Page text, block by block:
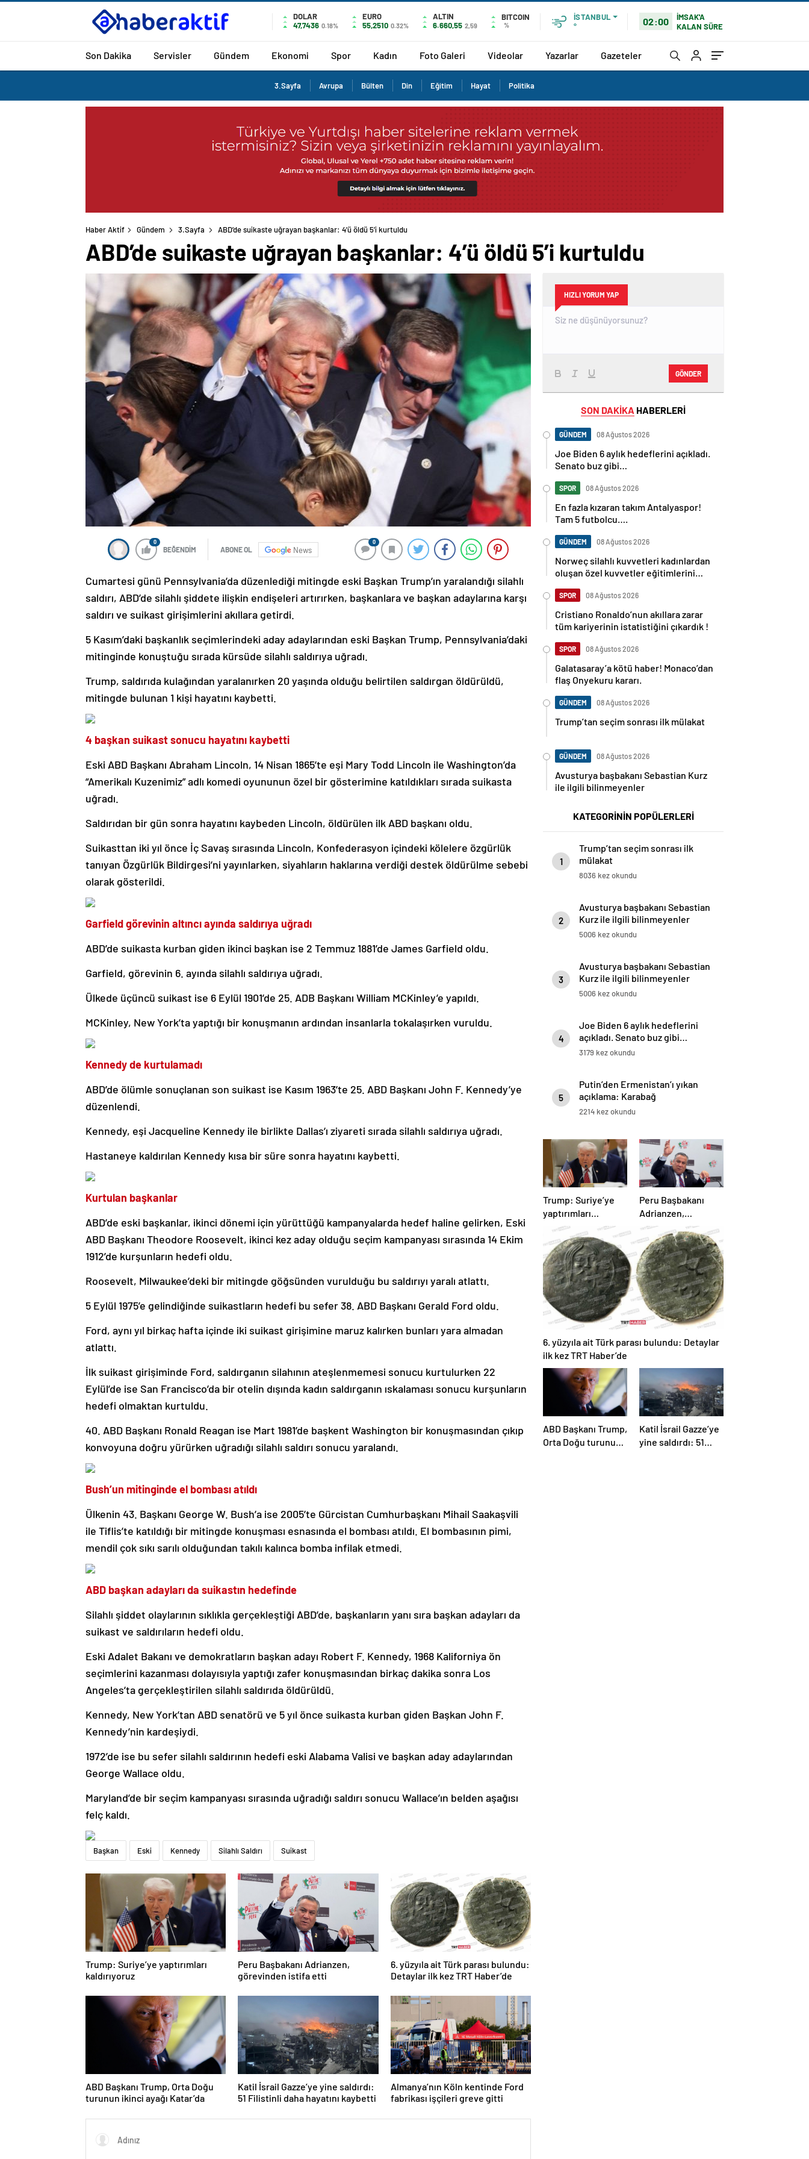
DOLAR
47,7436 0.18%
EURO
55,2510 0.32%
ALTIN
6.660,55 2,59
BITCOIN
%
İSTANBUL
°
02:00
İMSAK'A
KALAN SÜRE
Son Dakika Servisler Gündem Ekonomi Spor Kadın Foto Galeri Videolar Yazarlar Gazeteler
3.Sayfa Avrupa Bülten Din Eğitim Hayat Politika
Haber Aktif Gündem 3.Sayfa ABD’de suikaste uğrayan başkanlar: 4’ü öldü 5’i kurtuldu
ABD’de suikaste uğrayan başkanlar: 4’ü öldü 5’i kurtuldu
0
BEĞENDİM ABONE OL News
0
Cumartesi günü Pennsylvania’da düzenlediği mitingde eski Başkan Trump’ın yaralandığı silahlı
saldırı, ABD’de silahlı şiddete ilişkin endişeleri artırırken, başkanlara ve başkan adaylarına karşı
saldırı ve suikast girişimlerini akıllara getirdi.
5 Kasım’daki başkanlık seçimlerindeki aday adaylarından eski Başkan Trump, Pennsylvania’daki
mitinginde konuştuğu sırada kürsüde silahlı saldırıya uğradı.
Trump, saldırıda kulağından yaralanırken 20 yaşında olduğu belirtilen saldırgan öldürüldü,
mitingde bulunan 1 kişi hayatını kaybetti.
4 başkan suikast sonucu hayatını kaybetti
Eski ABD Başkanı Abraham Lincoln, 14 Nisan 1865’te eşi Mary Todd Lincoln ile Washington’da
“Amerikalı Kuzenimiz” adlı komedi oyununun özel bir gösterimine katıldıkları sırada suikasta
uğradı.
Saldırıdan bir gün sonra hayatını kaybeden Lincoln, öldürülen ilk ABD başkanı oldu.
Suikasttan iki yıl önce İç Savaş sırasında Lincoln, Konfederasyon içindeki kölelere özgürlük
tanıyan Özgürlük Bildirgesi’ni yayınlarken, siyahların haklarına verdiği destek öldürülme sebebi
olarak gösterildi.
Garfield görevinin altıncı ayında saldırıya uğradı
ABD’de suikasta kurban giden ikinci başkan ise 2 Temmuz 1881’de James Garfield oldu.
Garfield, görevinin 6. ayında silahlı saldırıya uğradı.
Ülkede üçüncü suikast ise 6 Eylül 1901’de 25. ADB Başkanı William MCKinley’e yapıldı.
MCKinley, New York’ta yaptığı bir konuşmanın ardından insanlarla tokalaşırken vuruldu.
Kennedy de kurtulamadı
ABD’de ölümle sonuçlanan son suikast ise Kasım 1963’te 25. ABD Başkanı John F. Kennedy’ye
düzenlendi.
Kennedy, eşi Jacqueline Kennedy ile birlikte Dallas’ı ziyareti sırada silahlı saldırıya uğradı.
Hastaneye kaldırılan Kennedy kısa bir süre sonra hayatını kaybetti.
Kurtulan başkanlar
ABD’de eski başkanlar, ikinci dönemi için yürüttüğü kampanyalarda hedef haline gelirken, Eski
ABD Başkanı Theodore Roosevelt, ikinci kez aday olduğu seçim kampanyası sırasında 14 Ekim
1912’de kurşunların hedefi oldu.
Roosevelt, Milwaukee’deki bir mitingde göğsünden vurulduğu bu saldırıyı yaralı atlattı.
5 Eylül 1975’e gelindiğinde suikastların hedefi bu sefer 38. ABD Başkanı Gerald Ford oldu.
Ford, aynı yıl birkaç hafta içinde iki suikast girişimine maruz kalırken bunları yara almadan
atlattı.
İlk suikast girişiminde Ford, saldırganın silahının ateşlenmemesi sonucu kurtulurken 22
Eylül’de ise San Francisco’da bir otelin dışında kadın saldırganın ıskalaması sonucu kurşunların
hedefi olmaktan kurtuldu.
40. ABD Başkanı Ronald Reagan ise Mart 1981’de başkent Washington bir konuşmasından çıkıp
konvoyuna doğru yürürken uğradığı silahlı saldırı sonucu yaralandı.
Bush’un mitinginde el bombası atıldı
Ülkenin 43. Başkanı George W. Bush’a ise 2005’te Gürcistan Cumhurbaşkanı Mihail Saakaşvili
ile Tiflis’te katıldığı bir mitingde konuşması esnasında el bombası atıldı. El bombasının pimi,
mendil çok sıkı sarılı olduğundan takılı kalınca bomba infilak etmedi.
ABD başkan adayları da suikastın hedefinde
Silahlı şiddet olaylarının sıklıkla gerçekleştiği ABD’de, başkanların yanı sıra başkan adayları da
suikast ve saldırıların hedefi oldu.
Eski Adalet Bakanı ve demokratların başkan adayı Robert F. Kennedy, 1968 Kaliforniya ön
seçimlerini kazanması dolayısıyla yaptığı zafer konuşmasından birkaç dakika sonra Los
Angeles’ta gerçekleştirilen silahlı saldırıda öldürüldü.
Kennedy, New York’tan ABD senatörü ve 5 yıl önce suikasta kurban giden Başkan John F.
Kennedy’nin kardeşiydi.
1972’de ise bu sefer silahlı saldırının hedefi eski Alabama Valisi ve başkan aday adaylarından
George Wallace oldu.
Maryland’de bir seçim kampanyası sırasında uğradığı saldırı sonucu Wallace’ın belden aşağısı
felç kaldı.
Başkan Eski Kennedy Silahlı Saldırı Suikast
Trump: Suriye’ye yaptırımları
kaldırıyoruz
Peru Başbakanı Adrianzen,
görevinden istifa etti
6. yüzyıla ait Türk parası bulundu:
Detaylar ilk kez TRT Haber’de
ABD Başkanı Trump, Orta Doğu
turunun ikinci ayağı Katar’da
Katil İsrail Gazze’ye yine saldırdı:
51 Filistinli daha hayatını kaybetti
Almanya’nın Köln kentinde Ford
fabrikası işçileri greve gitti
HIZLI YORUM YAP
GÖNDER
SON DAKİKA HABERLERİ
GÜNDEM 08 Ağustos 2026
Joe Biden 6 aylık hedeflerini açıkladı.
Senato buz gibi…
SPOR 08 Ağustos 2026
En fazla kızaran takım Antalyaspor!
Tam 5 futbolcu….
GÜNDEM 08 Ağustos 2026
Norweç silahlı kuvvetleri kadınlardan
oluşan özel kuvvetler eğitimlerini
SPOR 08 Ağustos 2026
Cristiano Ronaldo’nun akıllara zarar
tüm kariyerinin istatistiğini çıkardık !
SPOR 08 Ağustos 2026
Galatasaray’a kötü haber! Monaco’dan
flaş Onyekuru kararı.
GÜNDEM 08 Ağustos 2026
Trump’tan seçim sonrası ilk mülakat
GÜNDEM 08 Ağustos 2026
Avusturya başbakanı Sebastian Kurz
ile ilgili bilinmeyenler
KATEGORİNİN POPÜLERLERİ
1
Trump’tan seçim sonrası ilk
mülakat
8036 kez okundu
2
Avusturya başbakanı Sebastian
Kurz ile ilgili bilinmeyenler
5006 kez okundu
3
Avusturya başbakanı Sebastian
Kurz ile ilgili bilinmeyenler
5006 kez okundu
4
Joe Biden 6 aylık hedeflerini
açıkladı. Senato buz gibi…
3179 kez okundu
5
Putin’den Ermenistan’ı yıkan
açıklama: Karabağ
Azerbaycan’ın ayrılmaz bir
2214 kez okundu
Trump: Suriye’ye
yaptırımları
kaldırıyoruz
Peru Başbakanı
Adrianzen,
görevinden istifa
etti
6. yüzyıla ait Türk parası bulundu: Detaylar
ilk kez TRT Haber’de
ABD Başkanı Trump,
Orta Doğu turunun
Katil İsrail Gazze’ye
yine saldırdı: 51